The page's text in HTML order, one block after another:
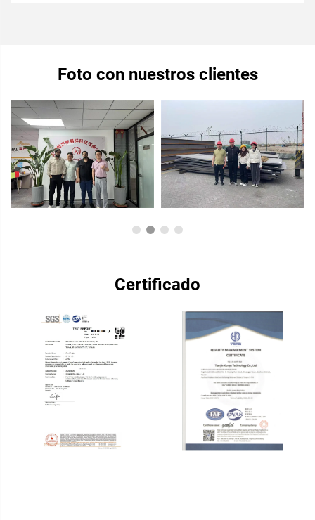
Foto con nuestros clientes
Certificado